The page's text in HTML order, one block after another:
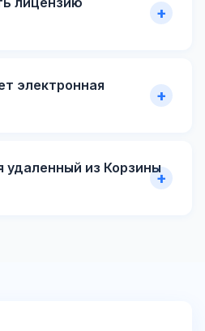
электронная
удаленный из Корзины